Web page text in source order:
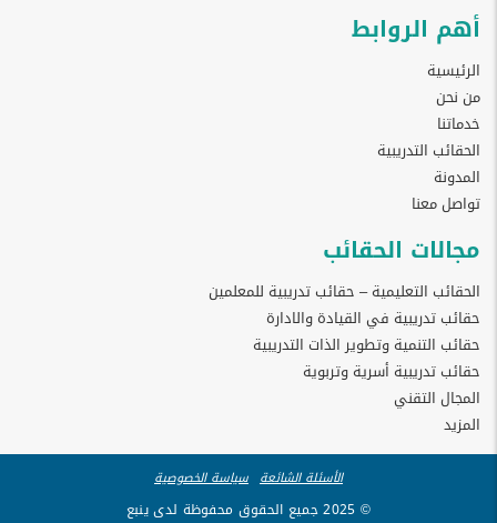
أهم الروابط
الرئيسية
من نحن
خدماتنا
الحقائب التدريبية
المدونة
تواصل معنا
مجالات الحقائب
الحقائب التعليمية – حقائب تدريبية للمعلمين
حقائب تدريبية في القيادة والادارة
حقائب التنمية وتطوير الذات التدريبية
حقائب تدريبية أسرية وتربوية
المجال التقني
المزيد
© 2025 جميع الحقوق محفوظة لدى ينبع
الأسئلة الشائعة سياسة الخصوصية